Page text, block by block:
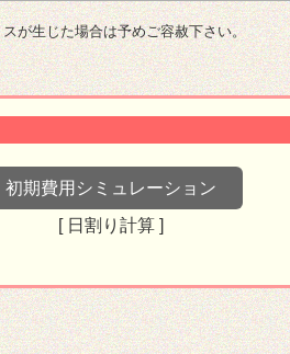
が生じた場合は予めご容赦下さい。